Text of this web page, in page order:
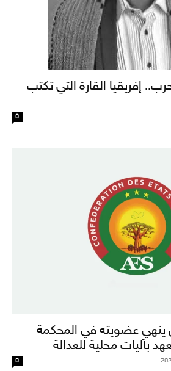
إفريقيا القارة التي تكتب
0
ينهي عضويته في المحكمة
بآليات محلية للعدالة
0